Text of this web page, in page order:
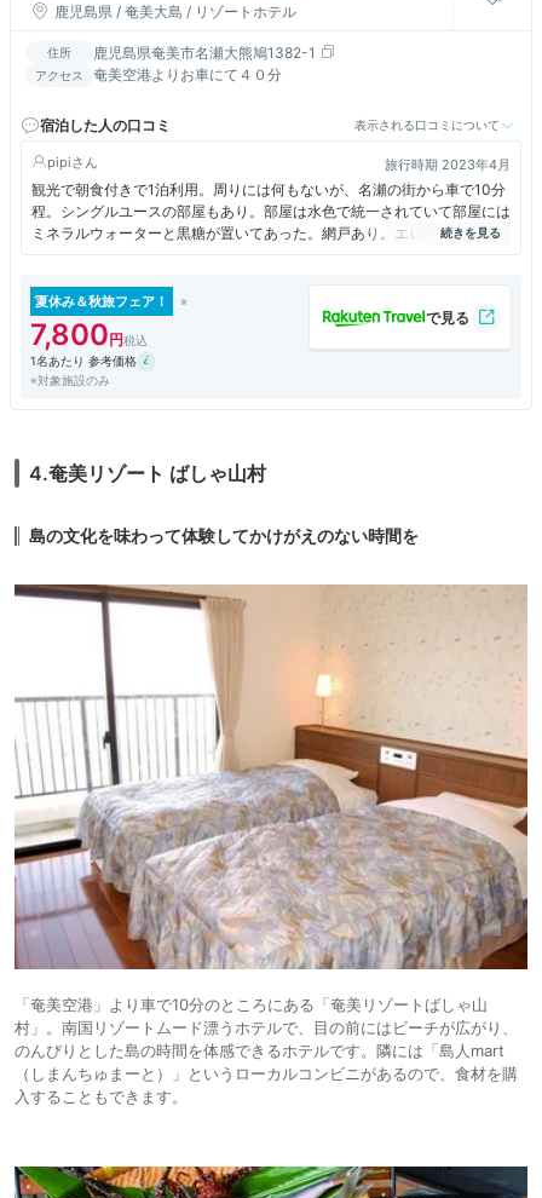
鹿児島県 / 奄美大島 / リゾートホテル
住所 鹿児島県奄美市名瀬大熊鳩1382-1
アクセス 奄美空港よりお車にて４０分
宿泊した人の口コミ 表示される口コミについて
pipi 旅行時期 2023年4月
観光で朝食付きで1泊利用。周りには何もないが、名瀬の街から車で10分
程。シングルユースの部屋もあり。部屋は水色で統一されていて部屋には
ミネラルウォーターと黒糖が置いてあった。網戸あり。エレベーターは1
基。朝食に鶏飯、かしゃ餅もあり種類は豊富。天気がよければ海水池や
夏休み＆秋旅フェア！
7,800
1名あたり 参考価格
※対象施設のみ
4.奄美リゾート ばしゃ山村
島の文化を味わって体験してかけがえのない時間を
「奄美空港」より車で10分のところにある「奄美リゾートばしゃ山
村」。南国リゾートムード漂うホテルで、目の前にはビーチが広がり、
のんびりとした島の時間を体感できるホテルです。隣には「島人mart
（しまんちゅまーと）」というローカルコンビニがあるので、食材を購
入することもできます。